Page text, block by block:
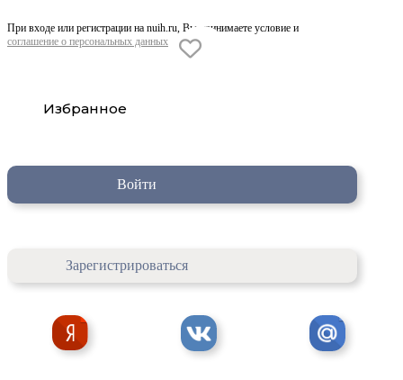
При входе или регистрации на nuih.ru, Вы принимаете условие и
соглашение о персональных данных
Избранное
Войти
Зарегистрироваться